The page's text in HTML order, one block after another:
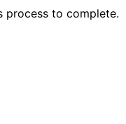
process to complete.